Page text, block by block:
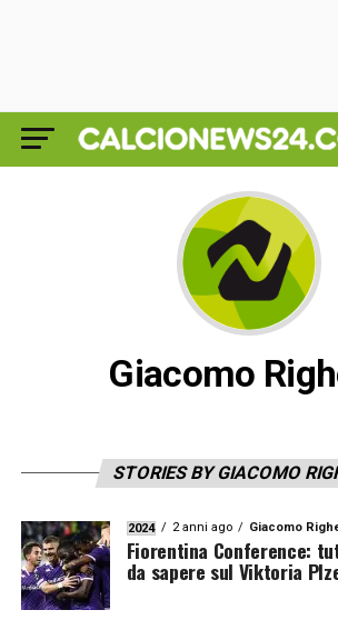
Giacomo
STORIES BY GIACOMO
2024 2 anni ago Giacomo
Fiorentina Conference:
da sapere sul Viktoria